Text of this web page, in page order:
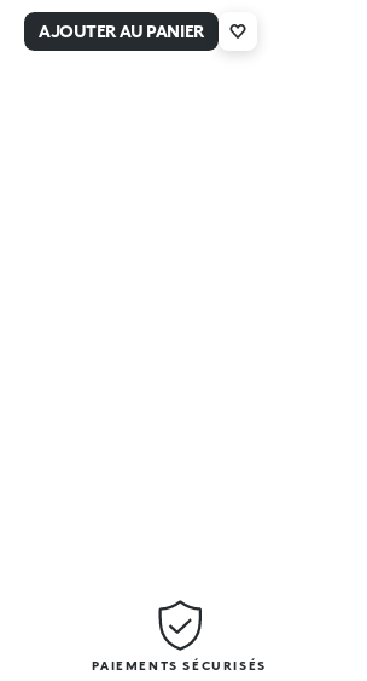
AJOUTER AU PANIER
PAIEMENTS SÉCURISÉS